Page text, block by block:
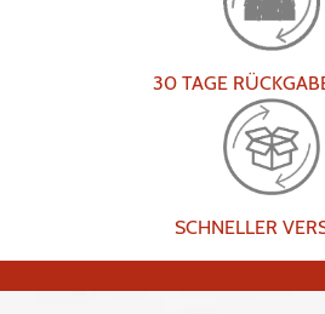
30 TAGE
SCHNELLER